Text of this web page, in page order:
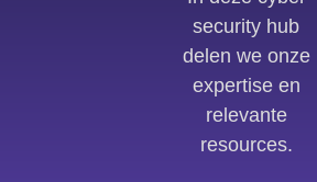
security hub
delen we onze
expertise en
relevante
resources.